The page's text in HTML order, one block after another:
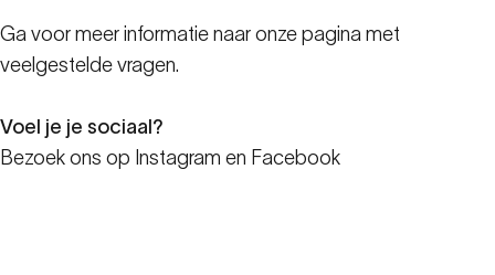
Ga voor meer informatie naar onze pagina met
veelgestelde vragen.
Voel je je sociaal?
Bezoek ons op Instagram en Facebook